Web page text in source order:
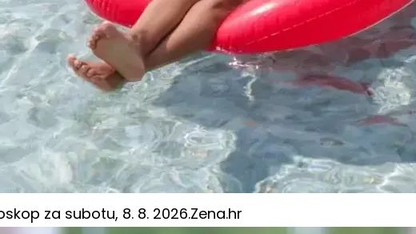
za subotu, 8. 8. 2026.Zena.hr